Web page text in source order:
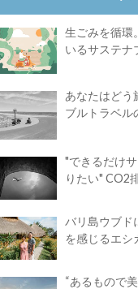
生ごみを循環
いるサステナ
あなたはどう旅する？
ブルトラベル
"できるだけ
りたい" CO2
バリ島ウブド
を感じるエシ
“あるもので